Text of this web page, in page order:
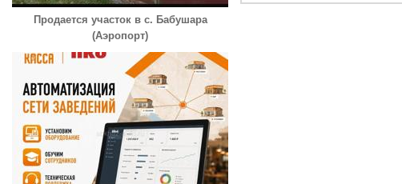
Продается участок в с. Бабушара
(Аэропорт)